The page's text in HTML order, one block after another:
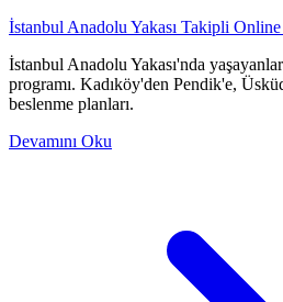
İstanbul Anadolu Yakası Takipli
İstanbul Anadolu Yakası'nda
programı. Kadıköy'den Pendik'e,
beslenme planları.
Devamını Oku